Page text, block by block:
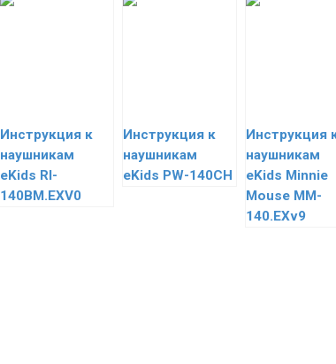
Инструкция к
наушникам
eKids RI-
140BM.EXV0
Инструкция к
наушникам
eKids PW-140CH
Инструкция
наушникам
eKids Minnie
Mouse MM-
140.EXv9